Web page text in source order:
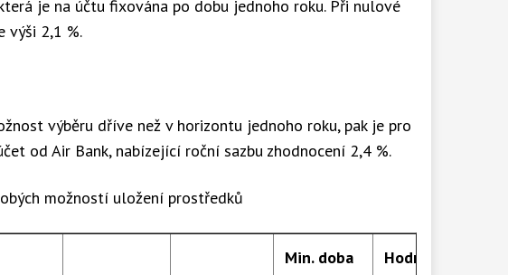
je na účtu fixována po dobu jednoho roku. Při nulové
výši 2,1 %.
výběru dříve než v horizontu jednoho roku, pak je pro
od Air Bank, nabízející roční sazbu zhodnocení 2,4 %.
možností uložení prostředků
Min. doba Hodnota